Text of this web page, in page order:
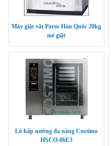
Máy giặt vắt Paros Hàn Quốc 20kg
mẻ giặt
Lò hấp nướng đa năng Costimo
HSCO-06E3